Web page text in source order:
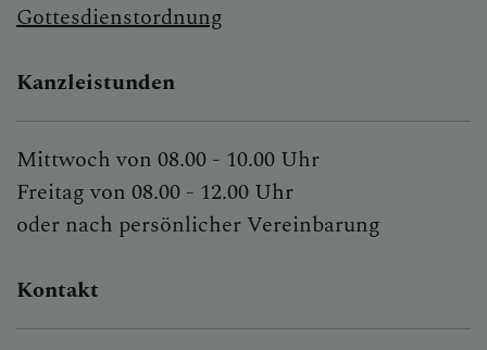
Gottesdienstordnung
Kanzleistunden
Mittwoch von 08.00 - 10.00 Uhr
Freitag von 08.00 - 12.00 Uhr
oder nach persönlicher Vereinbarung
Kontakt